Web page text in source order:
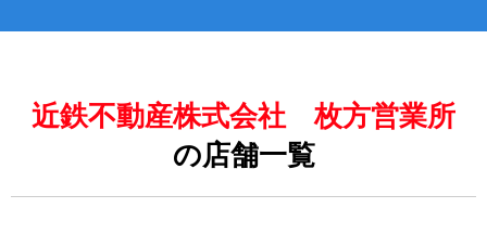
近鉄不動産株式会社 枚方営業所
の店舗一覧